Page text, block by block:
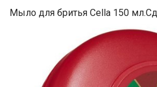
Мыло для бритья Cella 150